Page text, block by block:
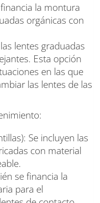
la montura
orgánicas con
lentes graduadas
Esta opción
en las que
las lentes de las
Se incluyen las
con material
se financia la
para el